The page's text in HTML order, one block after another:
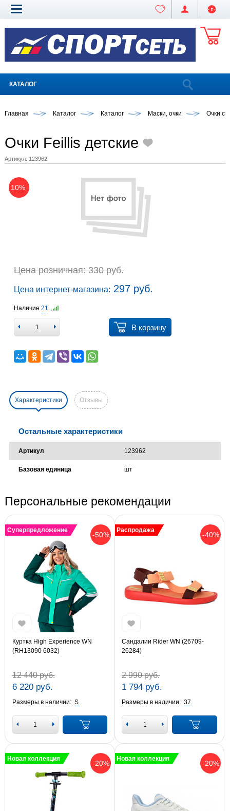
КАТАЛОГ
Главная Каталог Каталог Маски, очки Очки
Очки Feillis детские
Артикул: 123962
10%
Цена розничная: 330 руб.
Цена интернет-магазина: 297 руб.
Наличие 21
В корзину
Характеристики Отзывы
Остальные характеристики
Артикул 123962
Базовая единица шт
Персональные рекомендации
-50%
Суперпредложение
Куртка High Experience WN
(RH13090 6032)
12 440 руб.
6 220 руб.
Размеры в наличии: S
-40%
Распродажа
Сандалии Rider WN (26709-
26284)
2 990 руб.
1 794 руб.
Размеры в наличии: 37
-20%
Новая коллекция
-20%
Новая коллекция